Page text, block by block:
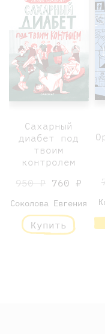
Сахарный
диабет под
твоим
контролем
950 ₽ 760 ₽
Соколова Евгения
Купить